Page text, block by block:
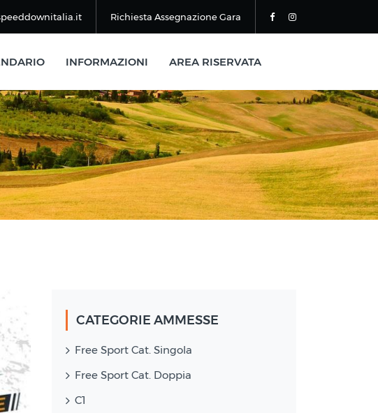
Richiesta Assegnazione Gara
INFORMAZIONI AREA RISERVATA
CATEGORIE AMMESSE
Free Sport Cat. Singola
Free Sport Cat. Doppia
C1